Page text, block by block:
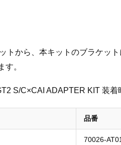
トから、本キットのブラケッ
。
S/C×CAI ADAPTER KIT 装着
品番
70026-